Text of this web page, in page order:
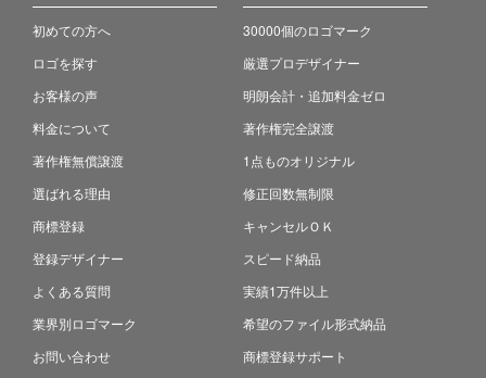
初めての方へ
ロゴを探す
お客様の声
料金について
著作権無償譲渡
選ばれる理由
商標登録
登録デザイナー
よくある質問
業界別ロゴマーク
お問い合わせ
30000個のロゴマーク
厳選プロデザイナー
明朗会計・追加料金ゼロ
著作権完全譲渡
1点ものオリジナル
修正回数無制限
キャンセルＯＫ
スピード納品
実績1万件以上
希望のファイル形式納品
商標登録サポート